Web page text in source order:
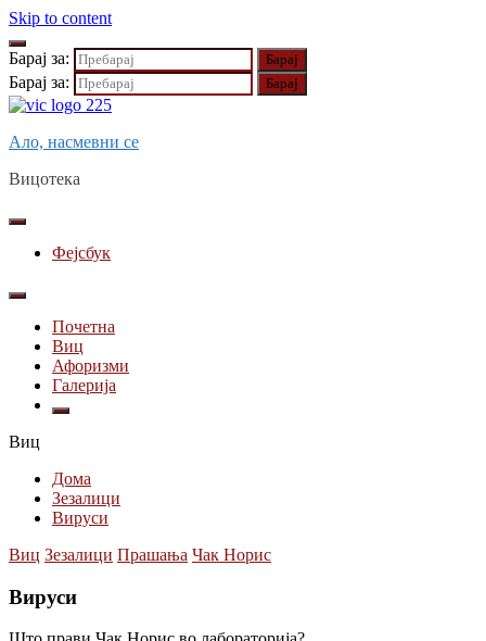
Skip to content
Барај за:
Барај за:
Ало, насмевни се
Вицотека
Фејсбук
Почетна
Виц
Афоризми
Галерија
Виц
Дома
Зезалици
Вируси
Виц Зезалици Прашања Чак Норис
Вируси